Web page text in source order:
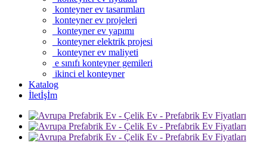
konteyner ev tasarımları
konteyner ev projeleri
konteyner ev yapımı
konteyner elektrik projesi
konteyner ev maliyeti
e sınıfı konteyner gemileri
ikinci el konteyner
Katalog
İletİşİm